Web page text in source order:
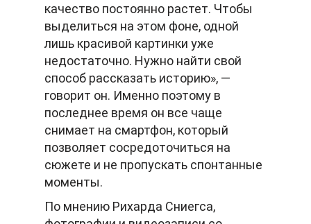
качество постоянно растет. Чтобы
выделиться на этом фоне, одной
лишь красивой картинки уже
недостаточно. Нужно найти свой
способ рассказать историю», —
говорит он. Именно поэтому в
последнее время он все чаще
снимает на смартфон, который
позволяет сосредоточиться на
сюжете и не пропускать спонтанные
моменты.
По мнению Рихарда Сниегса,